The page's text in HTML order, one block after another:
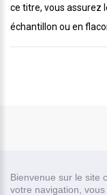
Bienvenue sur le site
votre navigation,
ce titre, vous assurez
échantillon ou en